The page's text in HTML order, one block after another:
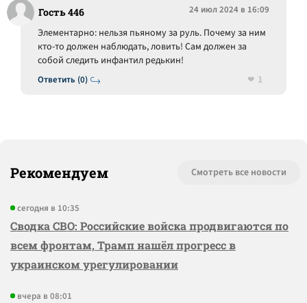
Гость 446 24 июл 2024 в 16:09
Ответить (0)
Элементарно: нельзя пьяному за руль. Почему за ним
кто-то должен наблюдать, ловить! Сам должен за
собой следить инфантил редькин!
1
Рекомендуем Смотреть все новости
сегодня в 10:35
Сводка СВО: Российские войска продвигаются по
всем фронтам, Трамп нашёл прогресс в
украинском урегулировании
вчера в 08:01